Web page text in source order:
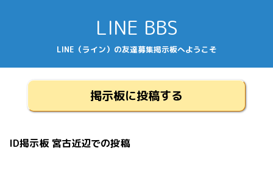
LINE BBS
LINE（ライン）の友達募集掲示板へようこそ
掲示板に投稿する
ID掲示板 宮古近辺での投稿